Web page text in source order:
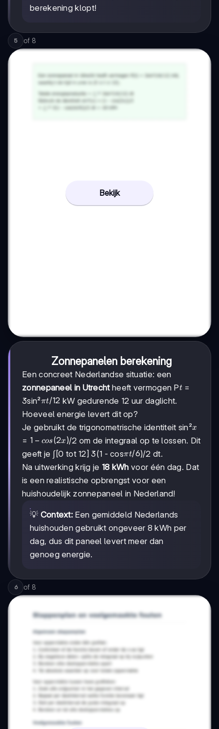
berekening klopt!
5 of 8
Bekijk
Zonnepanelen berekening
Een concreet Nederlandse situatie: een
zonnepaneel in Utrechtheeft vermogen Pt
t =
3sin²πt/12
πt/12 kW gedurende 12 uur daglicht.
Hoeveel energie levert dit op?
Je gebruikt de trigonometrische identiteit sin²x
x
= 1 -
cos(2x)
1 − cos(2x)/2 om de integraal op te lossen. Dit
geeft je ∫[0 tot 12] 3(1 - cosπt/6
πt/6)/2 dt.
Na uitwerking krijg je 18 kWh voor één dag. Dat
is een realistische opbrengst voor een
huishoudelijk zonnepaneel in Nederland!
💡 Context: Een gemiddeld Nederlands
huishouden gebruikt ongeveer 8 kWh per
dag, dus dit paneel levert meer dan
genoeg energie.
6 of 8